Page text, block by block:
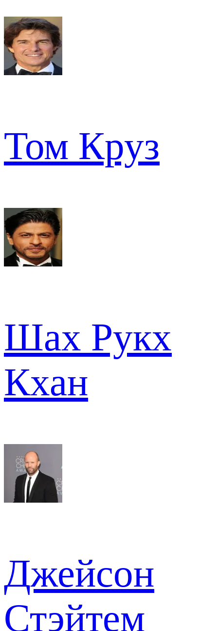
Том Круз
Шах Рукх
Кхан
Джейсон
Стэйтем